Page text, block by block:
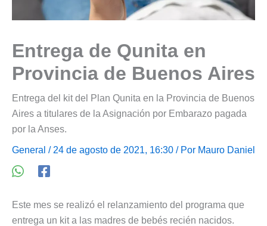
Entrega de Qunita en
Provincia de Buenos Aires
Entrega del kit del Plan Qunita en la Provincia de Buenos
Aires a titulares de la Asignación por Embarazo pagada
por la Anses.
General / 24 de agosto de 2021, 16:30 / Por Mauro Daniel
Este mes se realizó el relanzamiento del programa que
entrega un kit a las madres de bebés recién nacidos.